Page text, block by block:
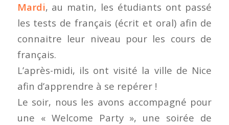
Mardi, au matin, les étudiants ont passé
les tests de français (écrit et oral) afin de
connaitre leur niveau pour les cours de
français.
L’après-midi, ils ont visité la ville de Nice
afin d’apprendre à se repérer !
Le soir, nous les avons accompagné pour
une « Welcome Party », une soirée de